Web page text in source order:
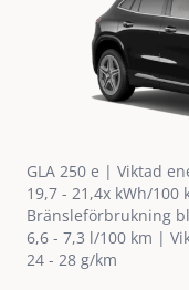
GLA 250 e | Viktad
19,7 - 21,4x kWh/
Bränsleförbrukning
6,6 - 7,3 l/100 km |
24 - 28 g/km